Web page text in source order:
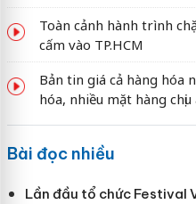
Toàn cảnh hành trình
cấm vào TP.HCM
Bản tin giá cả hàng hóa
hóa, nhiều mặt hàng
Bài đọc nhiều
Lần đầu tổ chức Festival